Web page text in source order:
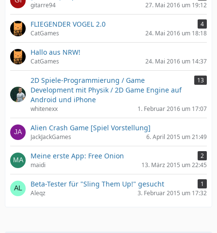
gitarre94
27. Mai 2016 um 19:12
FLIEGENDER VOGEL 2.0
4
CatGames
24. Mai 2016 um 18:18
Hallo aus NRW!
CatGames 24. Mai 2016 um 14:37
2D Spiele-Programmierung / Game
Development mit Physik / 2D Game Engine auf
Android und iPhone
13
whitenexx 1. Februar 2016 um 17:07
Alien Crash Game [Spiel Vorstellung]
JackJackGames 6. April 2015 um 21:49
Meine erste App: Free Onion
2
maidi
13. März 2015 um 22:45
Beta-Tester für "Sling Them Up!" gesucht
1
Aleqz
3. Februar 2015 um 17:32